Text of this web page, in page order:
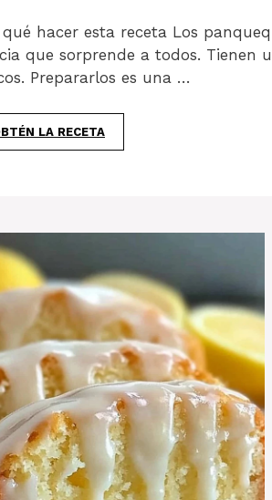
qué hacer esta receta Los
que sorprende a todos. Tienen
Prepararlos es una …
LA RECETA